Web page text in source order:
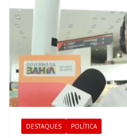
DESTAQUES POLÍTICA